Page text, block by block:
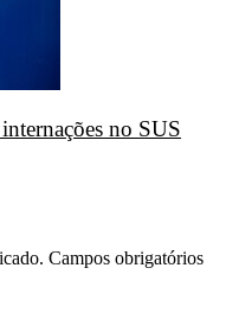
no SUS
Campos obrigatórios